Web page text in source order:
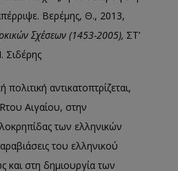
Βερέμης, Θ., 2013,
Σχέσεων (1453-2005), ΣΤ’
Σιδέρης
πολιτική αντικατοπτρίζεται,
Αιγαίου, στην
των ελληνικών
του ελληνικού
και στη δημιουργία των